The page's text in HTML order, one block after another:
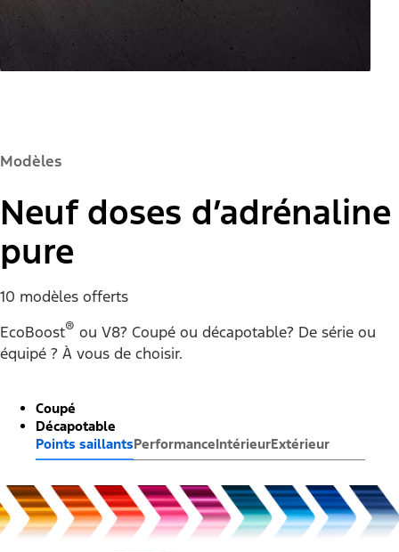
Modèles
Neuf doses d’adrénaline
pure
10 modèles offerts
EcoBoost® ou V8? Coupé ou décapotable? De série ou
équipé ? À vous de choisir.
Coupé
Décapotable
Points saillantsPerformanceIntérieurExtérieur